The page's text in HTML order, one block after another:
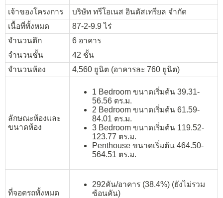
เจ้าของโครงการ
บริษัท ทรีโอเนส อินดัสเทรียล จำกัด
เนื้อที่ทั้งหมด
87-2-9.9 ไร่
จำนวนตึก
6 อาคาร
จำนวนชั้น
42 ชั้น
จำนวนห้อง
4,560 ยูนิต (อาคารละ 760 ยูนิต)
ลักษณะห้องและ
ขนาดห้อง
1 Bedroom ขนาดเริ่มต้น 39.31-
56.56 ตร.ม.
2 Bedroom ขนาดเริ่มต้น 61.59-
84.01 ตร.ม.
3 Bedroom ขนาดเริ่มต้น 119.52-
123.77 ตร.ม.
Penthouse ขนาดเริ่มต้น 464.50-
564.51 ตร.ม.
ที่จอดรถทั้งหมด
292คัน/อาคาร (38.4%) (ยังไม่รวม
ซ้อนคัน)